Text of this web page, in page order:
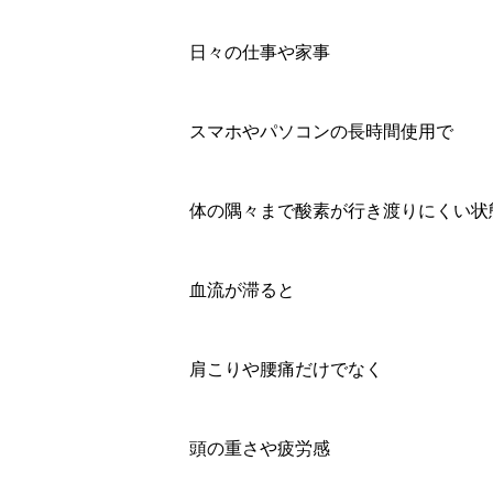
日々の仕事や家事
スマホやパソコンの長時間使用で
体の隅々まで酸素が行き渡りにくい
血流が滞ると
肩こりや腰痛だけでなく
頭の重さや疲労感